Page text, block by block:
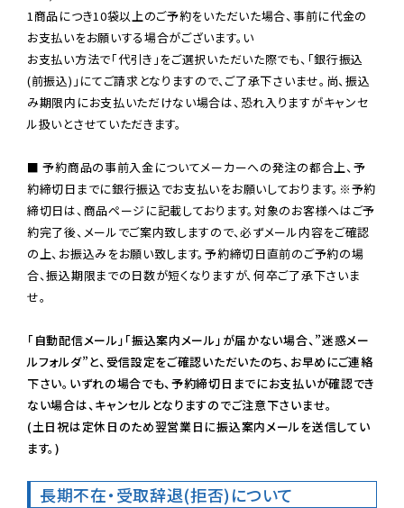
1商品につき10袋以上のご予約をいただいた場合、事前に代金の
お支払いをお願いする場合がございます。い
お支払い方法で「代引き」をご選択いただいた際でも、「銀行振込
(前振込)」にてご請求となりますので、ご了承下さいませ。尚、振込
み期限内にお支払いただけない場合は、恐れ入りますがキャンセ
ル扱いとさせていただきます。
■ 予約商品の事前入金についてメーカーへの発注の都合上、予
約締切日までに銀行振込でお支払いをお願いしております。※予約
締切日は、商品ページに記載しております。対象のお客様へはご予
約完了後、メールでご案内致しますので、必ずメール内容をご確認
の上、お振込みをお願い致します。予約締切日直前のご予約の場
合、振込期限までの日数が短くなりますが、何卒ご了承下さいま
せ。
「自動配信メール」「振込案内メール」が届かない場合、”迷惑メー
ルフォルダ”と、受信設定をご確認いただいたのち、お早めにご連絡
下さい。いずれの場合でも、予約締切日までにお支払いが確認でき
ない場合は、キャンセルとなりますのでご注意下さいませ。
(土日祝は定休日のため翌営業日に振込案内メールを送信してい
ます。)
長期不在・受取辞退(拒否)について